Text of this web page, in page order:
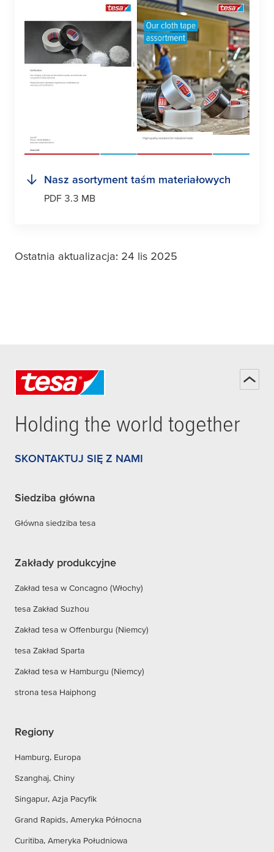
Nasz asortyment taśm materiałowych
PDF 3.3 MB
Ostatnia aktualizacja: 24 lis 2025
Holding the world together
SKONTAKTUJ SIĘ Z NAMI
Siedziba główna
Główna siedziba tesa
Zakłady produkcyjne
Zakład tesa w Concagno (Włochy)
tesa Zakład Suzhou
Zakład tesa w Offenburgu (Niemcy)
tesa Zakład Sparta
Zakład tesa w Hamburgu (Niemcy)
strona tesa Haiphong
Regiony
Hamburg, Europa
Szanghaj, Chiny
Singapur, Azja Pacyfik
Grand Rapids, Ameryka Północna
Curitiba, Ameryka Południowa